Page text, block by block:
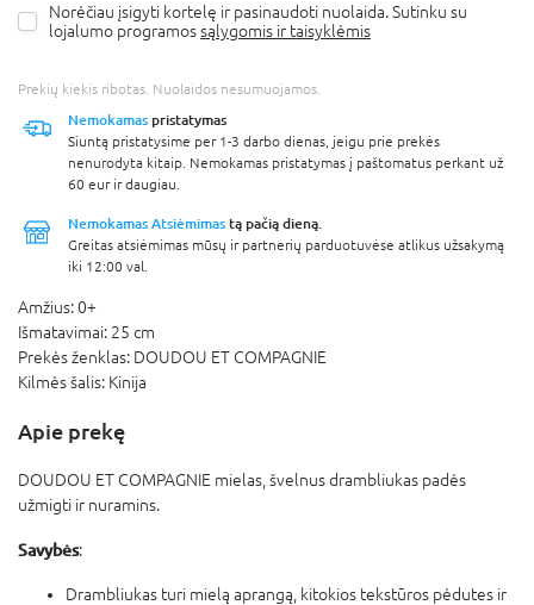
Norėčiau įsigyti kortelę ir pasinaudoti nuolaida. Sutinku su
lojalumo programossąlygomis ir taisyklėmis
Prekių kiekis ribotas. Nuolaidos nesumuojamos.
Nemokamas pristatymas
Siuntą pristatysime per 1-3 darbo dienas, jeigu prie prekės
nenurodyta kitaip. Nemokamas pristatymas į paštomatus perkant už
60 eur ir daugiau.
Nemokamas Atsiėmimas tą pačią dieną.
Greitas atsiėmimas mūsų ir partnerių parduotuvėse atlikus užsakymą
iki 12:00 val.
Amžius:0+
Išmatavimai: 25 cm
Prekės ženklas: DOUDOU ET COMPAGNIE
Kilmės šalis: Kinija
Apie prekę
DOUDOU ET COMPAGNIE mielas, švelnus drambliukas padės
užmigti ir nuramins.
Savybės:
Drambliukas turi mielą aprangą, kitokios tekstūros pėdutes ir